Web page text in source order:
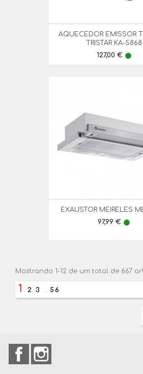
AQUECEDOR EMISSOR
TRISTAR KA-5868
Preço
127,00 € lens
EXAUSTOR MEIRELES
Preço
97,99 € lens
Mostrando 1-12 de um total de 667
1 2 3 … 56
Facebook